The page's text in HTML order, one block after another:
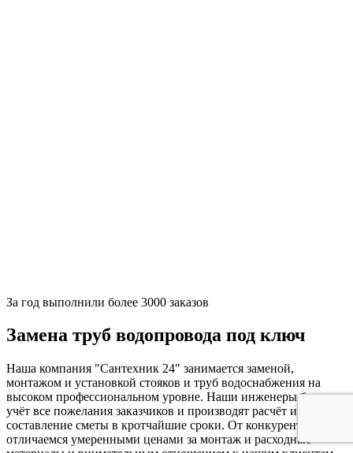
За год выполнили более 3000 заказов
Замена труб водопровода под ключ
Наша компания "Сантехник 24" занимается заменой,
монтажом и установкой стояков и труб водоснабжения на
высоком профессиональном уровне. Наши инженеры берут в
учёт все пожелания заказчиков и производят расчёт и
составление сметы в кротчайшие сроки. От конкурентов мы
отличаемся умеренными ценами за монтаж и расходные